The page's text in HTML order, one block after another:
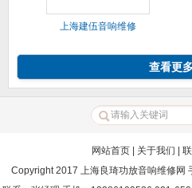
上海建伍音响维修
查看更
网站首页| 关于我们 |
Copyright 2017 上海良琦功放音响维修网